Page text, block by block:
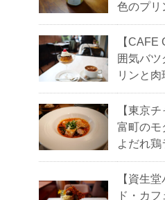
色のプリ
【CAFE
囲気バ
リンと
【東京
富町のモ
よだれ鶏
【資生
ド・カ